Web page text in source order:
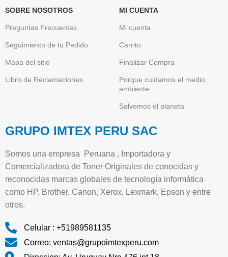
SOBRE NOSOTROS
Preguntas Frecuentes
Seguimiento de tu Pedido
Mapa del sitio
Libro de Reclamaciones
MI CUENTA
Mi cuenta
Carrito
Finalizar Compra
Porque cuidamos el medio
ambiente
Salvemos el planeta
GRUPO IMTEX PERU SAC
Somos una empresa Peruana , Importadora y
Comercializadora de Toner Originales de conocidas y
reconocidas marcas globales de tecnología informática
como HP, Brother, Canon, Xerox, Lexmark, Epson y entre
otros.
Celular : +51989581135
Correo: ventas@grupoimtexperu.com